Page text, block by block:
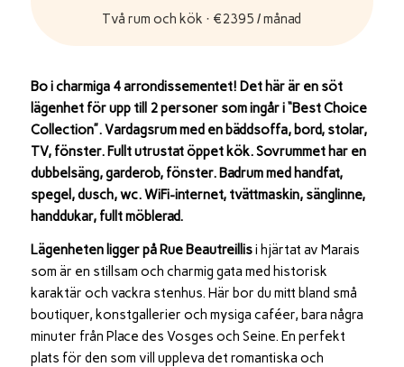
Två rum och kök · €2395 / månad
Bo i charmiga 4 arrondissementet! Det här är en söt
lägenhet för upp till 2 personer som ingår i “Best Choice
Collection”. Vardagsrum med en bäddsoffa, bord, stolar,
TV, fönster. Fullt utrustat öppet kök. Sovrummet har en
dubbelsäng, garderob, fönster. Badrum med handfat,
spegel, dusch, wc. WiFi-internet, tvättmaskin, sänglinne,
handdukar, fullt möblerad.
Lägenheten ligger på Rue Beautreillisi hjärtat av Marais
som är en stillsam och charmig gata med historisk
karaktär och vackra stenhus. Här bor du mitt bland små
boutiquer, konstgallerier och mysiga caféer, bara några
minuter från Place des Vosges och Seine. En perfekt
plats för den som vill uppleva det romantiska och